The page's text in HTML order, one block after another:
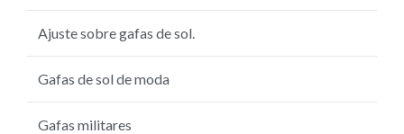
gafas de sol de golf
Ajuste sobre gafas de sol.
Gafas de sol de moda
Gafas militares